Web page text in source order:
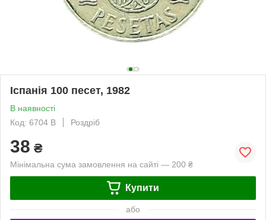
Іспанія 100 песет, 1982
В наявності
Код: 6704 B
Роздріб
38 ₴
Мінімальна сума замовлення на сайті — 200 ₴
Купити
або